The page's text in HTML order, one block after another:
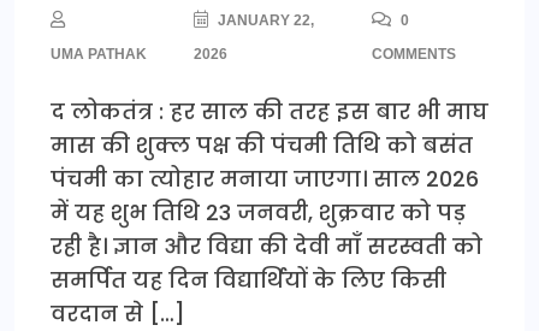
UMA PATHAK
JANUARY 22,
2026
0
COMMENTS
द लोकतंत्र : हर साल की तरह इस बार भी माघ
मास की शुक्ल पक्ष की पंचमी तिथि को बसंत
पंचमी का त्योहार मनाया जाएगा। साल 2026
में यह शुभ तिथि 23 जनवरी, शुक्रवार को पड़
रही है। ज्ञान और विद्या की देवी माँ सरस्वती को
समर्पित यह दिन विद्यार्थियों के लिए किसी
वरदान से […]